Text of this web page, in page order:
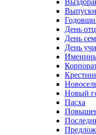
День
День
День
Новый
Пасха